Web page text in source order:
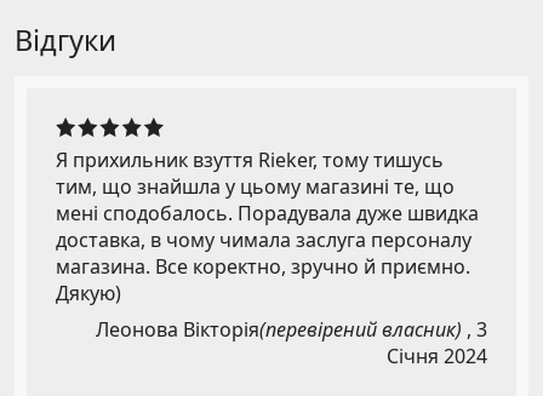
Відгуки
Я прихильник взуття Rieker, тому тишусь
тим, що знайшла у цьому магазині те, що
мені сподобалось. Порадувала дуже швидка
доставка, в чому чимала заслуга персоналу
магазина. Все коректно, зручно й приємно.
Дякую)
Леонова Вікторія(перевірений власник) , 3
Січня 2024